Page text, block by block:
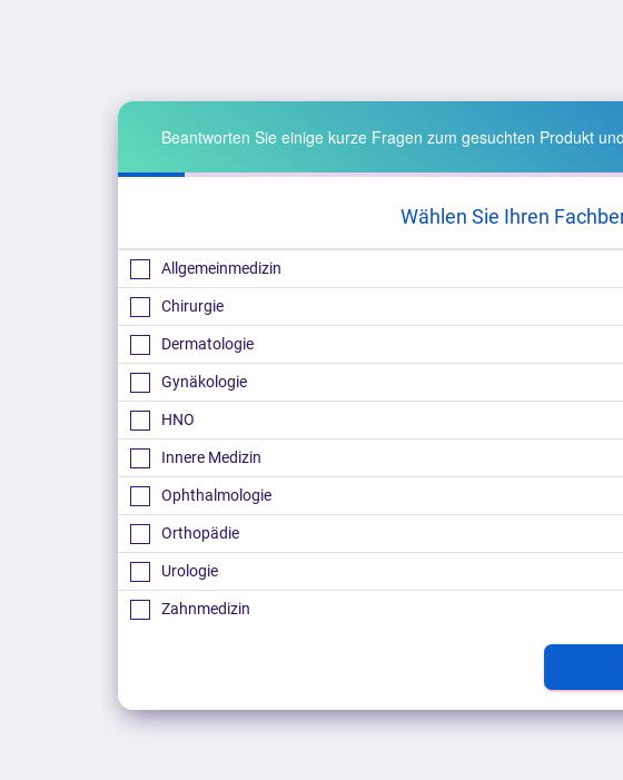
Beantworten Sie einige kurze Fragen zum gesuchten Produkt
Wählen Sie Ihren
Allgemeinmedizin
Chirurgie
Dermatologie
Gynäkologie
HNO
Innere Medizin
Ophthalmologie
Orthopädie
Urologie
Zahnmedizin